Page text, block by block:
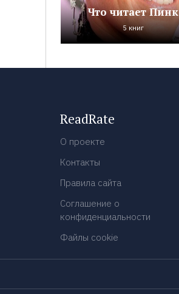
Что читает Пинк
5 книг
ReadRate
О проекте
Контакты
Правила сайта
Соглашение о
конфиденциальности
Файлы cookie